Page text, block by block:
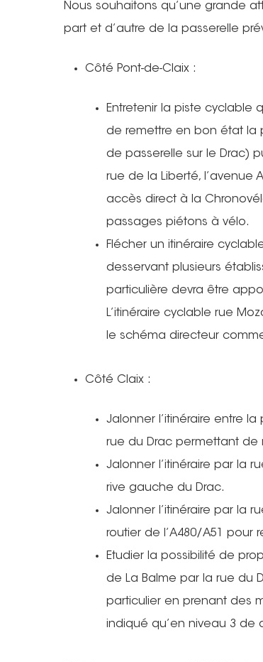
Nous souhaitons qu’une grande
part et d’autre de la passerelle
Côté Pont-de-Claix :
Entretenir la piste cyclable
de remettre en bon état la
de passerelle sur le Drac)
rue de la Liberté, l’avenue
accès direct à la
passages piétons à vélo.
Flécher un itinéraire
desservant plusieurs
particulière devra être
L’itinéraire cyclable rue
le schéma directeur
Côté Claix :
Jalonner l’itinéraire entre
rue du Drac permettant de
Jalonner l’itinéraire par la
rive gauche du Drac.
Jalonner l’itinéraire par la
routier de l’A480/A51 pour
Etudier la possibilité de
de La Balme par la rue du
particulier en prenant des
indiqué qu’en niveau 3 de